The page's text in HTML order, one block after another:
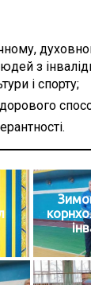
з
і спорту;